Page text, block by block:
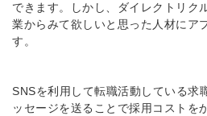
できます。しかし、ダイレクトリク
業からみて欲しいと思った人材にア
す。
SNSを利用して転職活動している求
ッセージを送ることで採用コストを